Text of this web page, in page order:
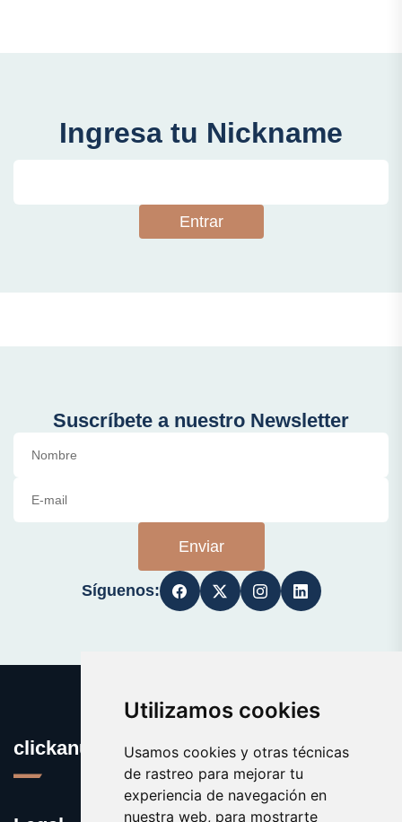
Utilizamos cookies
Usamos cookies y otras técnicas
de rastreo para mejorar tu
experiencia de navegación en
nuestra web, para mostrarte
Ingresa tu Nickname
Entrar
Suscríbete a nuestro Newsletter
Enviar
Síguenos:
clickanuncio.es